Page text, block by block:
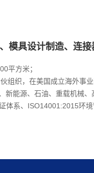
模具设计制造、连
平方米；
组织，在美国成立海外事
新能源、石油、重载机械、
体系、ISO14001:2015环